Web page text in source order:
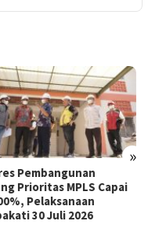
»
PPPA Jombang Cetak
GenRe untuk Cegah
Remaja